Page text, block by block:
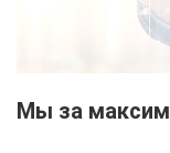
Мы за